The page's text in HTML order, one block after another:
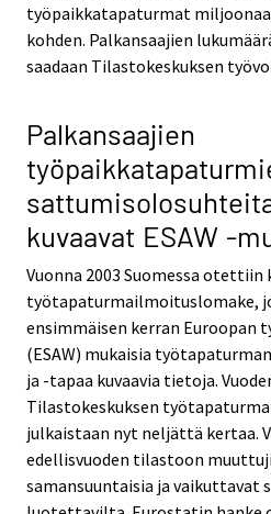
työpaikkatapaturmat
kohden. Palkansaajien
saadaan Tilastokeskuksen
Palkansaajien
kuvaavat ESAW -
Vuonna 2003 Suomessa
työtapaturmailmoituslomake,
ensimmäisen kerran
(ESAW) mukaisia
ja -tapaa kuvaavia tietoja.
Tilastokeskuksen
julkaistaan nyt neljättä kertaa.
edellisvuoden tilastoon
samansuuntaisia ja vaikuttavat